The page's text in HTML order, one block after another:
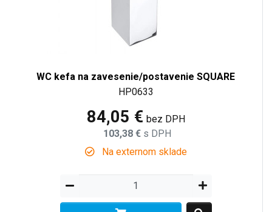
WC kefa na zavesenie/postavenie SQUARE
HP0633
84,05 € bez DPH
103,38 € s DPH
Na externom sklade